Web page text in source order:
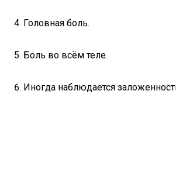
Головная боль.
Боль во всём теле.
Иногда наблюдается